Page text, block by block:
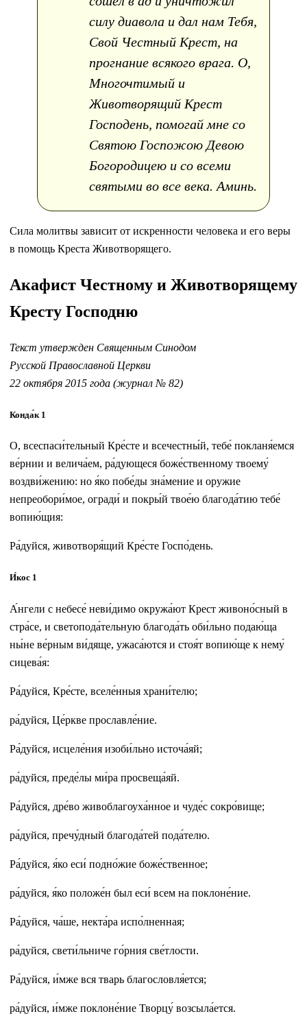
силу диавола и дал нам Тебя,
Свой Честный Крест, на
прогнание всякого врага. О,
Многочтимый и
Животворящий Крест
Господень, помогай мне со
Святою Госпожою Девою
Богородицею и со всеми
святыми во все века. Аминь.
Сила молитвы зависит от искренности человека и его веры
в помощь Креста Животворящего.
Акафист Честному и Животворящему
Кресту Господню
Текст утвержден Священным Синодом
Русской Православной Церкви
22 октября 2015 года (журнал № 82)
Конда́к 1
О, всеспаси́тельный Кре́сте и всечестны́й, тебе́ покланя́емся
ве́рнии и велича́ем, ра́дующеся боже́ственному твоему́
воздви́жению: но я́ко побе́ды зна́мение и оружие
непреобори́мое, огради́ и покры́й твое́ю благода́тию тебе́
вопию́щия:
Ра́дуйся, животворя́щий Кре́сте Госпо́день.
И́кос 1
А́нгели с небесе́ неви́димо окружа́ют Крест живоно́сный в
стра́се, и светопода́тельную благода́ть оби́льно подаю́ща
ны́не ве́рным ви́дяще, ужаса́ются и стоя́т вопию́ще к нему́
сицева́я:
Ра́дуйся, Кре́сте, вселе́нныя храни́телю;
ра́дуйся, Це́ркве прославле́ние.
Ра́дуйся, исцеле́ния изоби́льно источа́яй;
ра́дуйся, преде́лы ми́ра просвеща́яй.
Ра́дуйся, дре́во живоблагоуха́нное и чуде́с сокро́вище;
ра́дуйся, пречу́дный благода́тей пода́телю.
Ра́дуйся, я́ко еси́ подно́жие боже́ственное;
ра́дуйся, я́ко положе́н был еси́ всем на поклоне́ние.
Ра́дуйся, ча́ше, некта́ра испо́лненная;
ра́дуйся, свети́льниче го́рния све́тлости.
Ра́дуйся, и́мже вся тварь благословля́ется;
ра́дуйся, и́мже поклоне́ние Творцу́ возсыла́ется.